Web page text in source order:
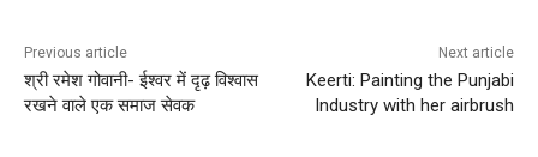
Previous article
श्री रमेश गोवानी- ईश्वर में दृढ़ विश्वास
रखने वाले एक समाज सेवक
Next article
Keerti: Painting the Punjabi
Industry with her airbrush